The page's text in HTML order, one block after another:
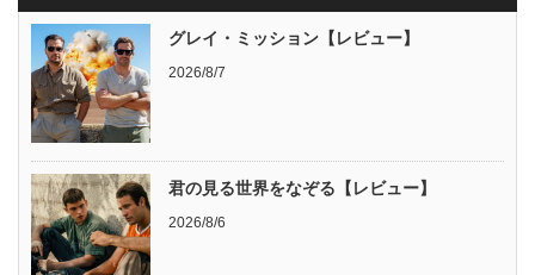
グレイ・ミッション【レビュー】
2026/8/7
君の見る世界をなぞる【レビュー】
2026/8/6